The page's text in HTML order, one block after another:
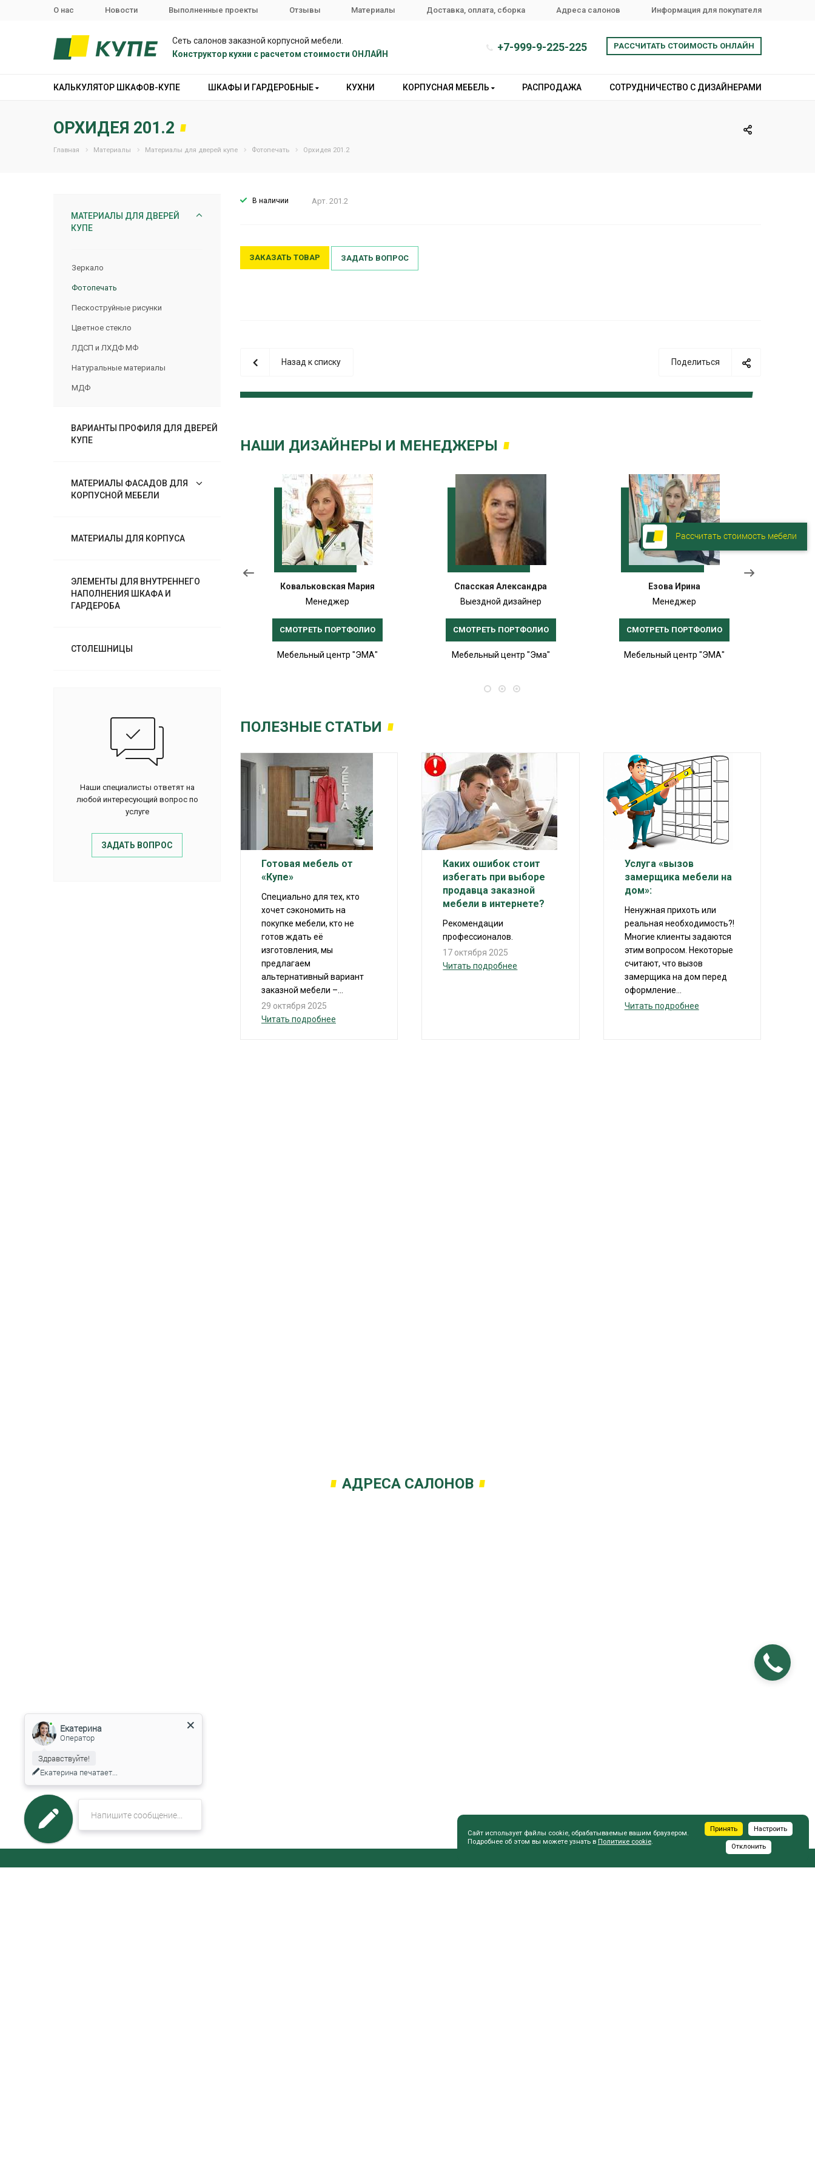
О нас Новости Выполненные проекты Отзывы Материалы Доставка, оплата, сборка Адреса салонов Информация для покупателя
Сеть салонов заказной корпусной мебели.
Конструктор кухни с расчетом стоимости ОНЛАЙН
+7-999-9-225-225 РАССЧИТАТЬ СТОИМОСТЬ ОНЛАЙН
КАЛЬКУЛЯТОР ШКАФОВ-КУПЕ ШКАФЫ И ГАРДЕРОБНЫЕ КУХНИ КОРПУСНАЯ МЕБЕЛЬ РАСПРОДАЖА СОТРУДНИЧЕСТВО С ДИЗАЙНЕРАМИ
ОРХИДЕЯ 201.2
Главная Материалы Материалы для дверей купе Фотопечать Орхидея 201.2
МАТЕРИАЛЫ ДЛЯ ДВЕРЕЙ
КУПЕ
Зеркало
Фотопечать
Пескоструйные рисунки
Цветное стекло
ЛДСП и ЛХДФ МФ
Натуральные материалы
МДФ
ВАРИАНТЫ ПРОФИЛЯ ДЛЯ ДВЕРЕЙ
КУПЕ
МАТЕРИАЛЫ ФАСАДОВ ДЛЯ
КОРПУСНОЙ МЕБЕЛИ
МАТЕРИАЛЫ ДЛЯ КОРПУСА
ЭЛЕМЕНТЫ ДЛЯ ВНУТРЕННЕГО
НАПОЛНЕНИЯ ШКАФА И
ГАРДЕРОБА
СТОЛЕШНИЦЫ
Наши специалисты ответят на
любой интересующий вопрос по
услуге
ЗАДАТЬ ВОПРОС
В наличии Арт. 201.2
ЗАКАЗАТЬ ТОВАР ЗАДАТЬ ВОПРОС
Поделиться
Назад к списку
НАШИ ДИЗАЙНЕРЫ И МЕНЕДЖЕРЫ
Ковальковская Мария
Менеджер
СМОТРЕТЬ ПОРТФОЛИО
Мебельный центр "ЭМА"
Спасская Александра
Выездной дизайнер
СМОТРЕТЬ ПОРТФОЛИО
Мебельный центр "Эма"
Езова Ирина
Менеджер
СМОТРЕТЬ ПОРТФОЛИО
Мебельный центр "ЭМА"
ПОЛЕЗНЫЕ СТАТЬИ
Готовая мебель от
«Купе»
Специально для тех, кто
хочет сэкономить на
покупке мебели, кто не
готов ждать её
изготовления, мы
предлагаем
альтернативный вариант
заказной мебели –...
29 октября 2025
Читать подробнее
Каких ошибок стоит
избегать при выборе
продавца заказной
мебели в интернете?
Рекомендации
профессионалов.
17 октября 2025
Читать подробнее
Услуга «вызов
замерщика мебели на
дом»:
Ненужная прихоть или
реальная необходимость?!
Многие клиенты задаются
этим вопросом. Некоторые
считают, что вызов
замерщика на дом перед
оформление...
Читать подробнее
АДРЕСА САЛОНОВ
Сайт использует файлы cookie, обрабатываемые вашим браузером.
Подробнее об этом вы можете узнать в Политике cookie.
Принять Настроить
Отклонить
Рассчитать стоимость мебели
Екатерина
Оператор
Здравствуйте!
Екатерина печатает...